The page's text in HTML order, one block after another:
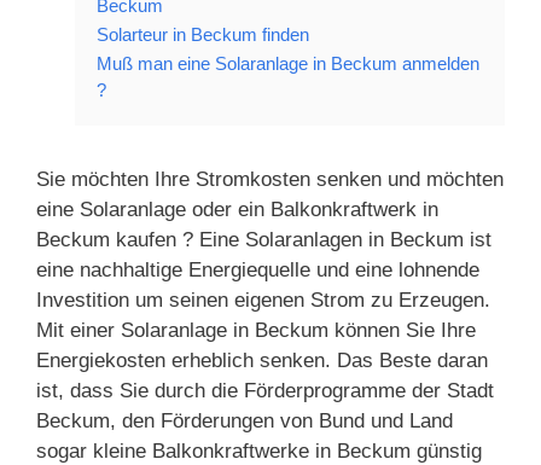
Beckum
Solarteur in Beckum finden
Muß man eine Solaranlage in Beckum anmelden
?
Sie möchten Ihre Stromkosten senken und möchten
eine Solaranlage oder ein Balkonkraftwerk in
Beckum kaufen ? Eine Solaranlagen in Beckum ist
eine nachhaltige Energiequelle und eine lohnende
Investition um seinen eigenen Strom zu Erzeugen.
Mit einer Solaranlage in Beckum können Sie Ihre
Energiekosten erheblich senken. Das Beste daran
ist, dass Sie durch die Förderprogramme der Stadt
Beckum, den Förderungen von Bund und Land
sogar kleine Balkonkraftwerke in Beckum günstig